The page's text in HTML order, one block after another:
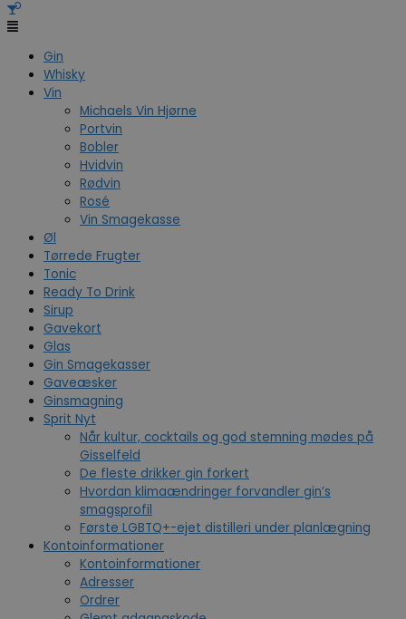
Gin
Whisky
Vin
Michaels Vin Hjørne
Portvin
Bobler
Hvidvin
Rødvin
Rosé
Vin Smagekasse
Øl
Tørrede Frugter
Tonic
Ready To Drink
Sirup
Gavekort
Glas
Gin Smagekasser
Gaveæsker
Ginsmagning
Sprit Nyt
Når kultur, cocktails og god stemning mødes på
Gisselfeld
De fleste drikker gin forkert
Hvordan klimaændringer forvandler gin’s
smagsprofil
Første LGBTQ+-ejet distilleri under planlægning
Kontoinformationer
Kontoinformationer
Adresser
Ordrer